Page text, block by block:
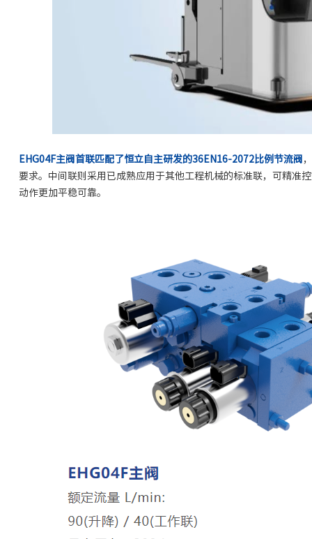
EHG04F主阀首联匹配了恒立自主研发的36EN16-2072比例节流阀
要求。中间联则采用已成熟应用于其他工程机械的标准联，可精准
动作更加平稳可靠。